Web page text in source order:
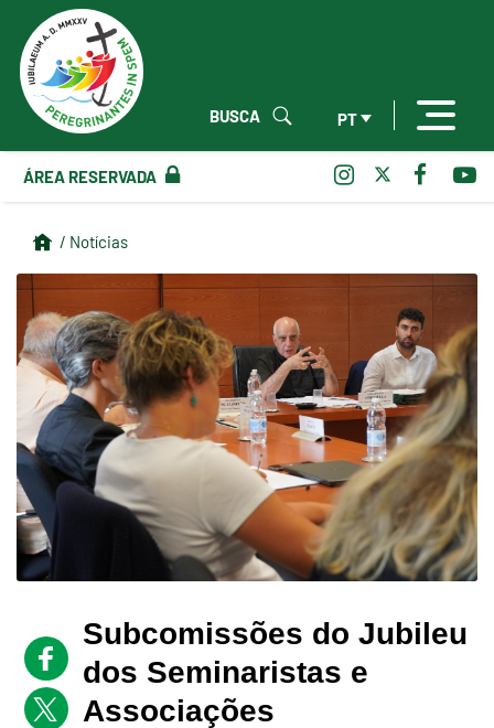
PT
BUSCA
ÁREA RESERVADA
/ Notícias
Subcomissões do Jubileu
dos Seminaristas e
Associações